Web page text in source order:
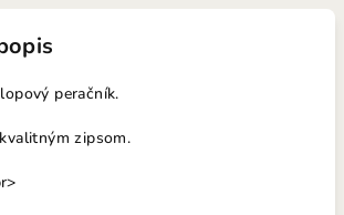
peračník.
zipsom.